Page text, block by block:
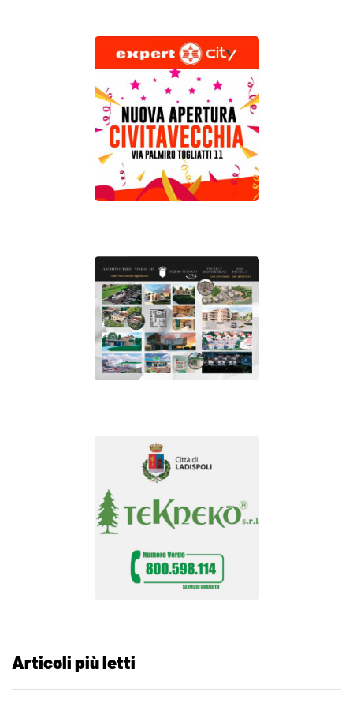
Articoli più letti